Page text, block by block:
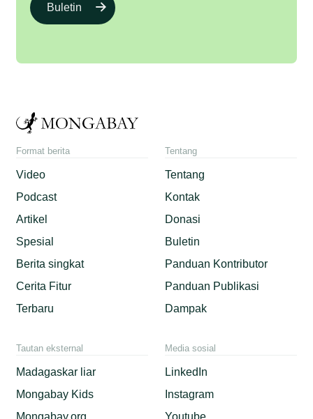
Buletin
Format berita
Video
Podcast
Artikel
Spesial
Berita singkat
Cerita Fitur
Terbaru
Tentang
Tentang
Kontak
Donasi
Buletin
Panduan Kontributor
Panduan Publikasi
Dampak
Tautan eksternal
Madagaskar liar
Mongabay Kids
Media sosial
LinkedIn
Instagram